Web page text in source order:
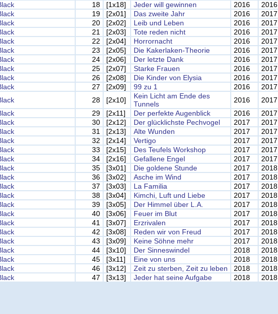
18 [1x18] Jeder will gewinnen 2016 2016
19 [2x01] Das zweite Jahr 2016 2017
20 [2x02] Leib und Leben 2016 2017
21 [2x03] Tote reden nicht 2016 2017
22 [2x04] Horrornacht 2016 2017
23 [2x05] Die Kakerlaken-Theorie 2016 2017
24 [2x06] Der letzte Dank 2016 2017
25 [2x07] Starke Frauen 2016 2017
26 [2x08] Die Kinder von Elysia 2016 2017
27 [2x09] 99 zu 1 2016 2017
28 [2x10]
Kein Licht am Ende des
Tunnels
2016 2017
29 [2x11] Der perfekte Augenblick 2016 2017
30 [2x12] Der glücklichste Pechvogel 2017 2017
31 [2x13] Alte Wunden 2017 2017
32 [2x14] Vertigo 2017 2017
33 [2x15] Des Teufels Workshop 2017 2017
34 [2x16] Gefallene Engel 2017 2017
35 [3x01] Die goldene Stunde 2017 2018
36 [3x02] Asche im Wind 2017 2018
37 [3x03] La Familia 2017 2018
38 [3x04] Kimchi, Luft und Liebe 2017 2018
39 [3x05] Der Himmel über L.A. 2017 2018
40 [3x06] Feuer im Blut 2017 2018
41 [3x07] Erzrivalen 2017 2018
42 [3x08] Reden wir von Freud 2017 2018
43 [3x09] Keine Söhne mehr 2017 2018
44 [3x10] Der Sinneswindel 2018 2018
45 [3x11] Eine von uns 2018 2018
46 [3x12] Zeit zu sterben, Zeit zu leben 2018 2018
47 [3x13] Jeder hat seine Aufgabe 2018 2018